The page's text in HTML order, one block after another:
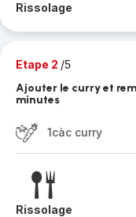
Rissolage
Etape 2 /5
Ajouter le curry et
minutes
1càc curry
Rissolage